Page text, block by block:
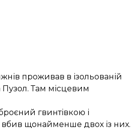
проживав в ізольованій
Пузол. Там місцевим
гвинтівкою і
вбив щонайменше двох із них.